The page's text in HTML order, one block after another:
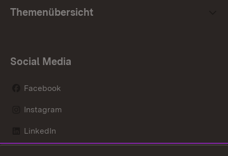
Themenübersicht
Social Media
Facebook
Instagram
LinkedIn